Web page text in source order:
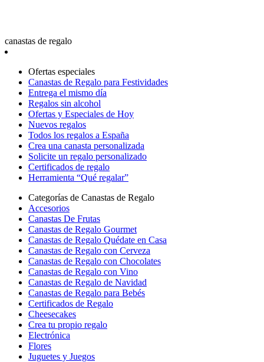
canastas de regalo
Ofertas especiales
Canastas de Regalo para Festividades
Entrega el mismo día
Regalos sin alcohol
Ofertas y Especiales de Hoy
Nuevos regalos
Todos los regalos a España
Crea una canasta personalizada
Solicite un regalo personalizado
Certificados de regalo
Herramienta “Qué regalar”
Categorías de Canastas de Regalo
Accesorios
Canastas De Frutas
Canastas de Regalo Gourmet
Canastas de Regalo Quédate en Casa
Canastas de Regalo con Cerveza
Canastas de Regalo con Chocolates
Canastas de Regalo con Vino
Canastas de Regalo de Navidad
Canastas de Regalo para Bebés
Certificados de Regalo
Cheesecakes
Crea tu propio regalo
Electrónica
Flores
Juguetes y Juegos